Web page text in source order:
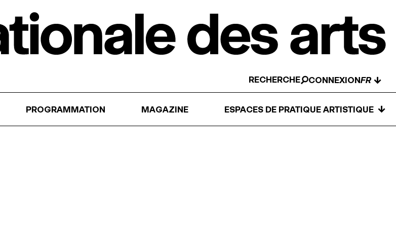
RECHERCHE CONNEXION ↓
PROGRAMMATION MAGAZINE ESPACES DE PRATIQUE ARTISTIQUE ↓